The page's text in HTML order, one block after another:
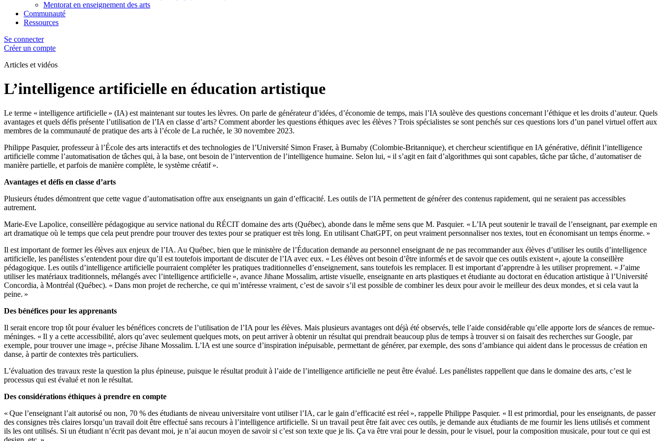
Mentorat en enseignement des arts
Communauté
Ressources
Se connecter
Créer un compte
Articles et vidéos
L’intelligence artificielle en éducation artistique
Le terme « intelligence artificielle » (IA) est maintenant sur toutes les lèvres. On parle de générateur d’idées, d’économie de temps, mais l’IA soulève des questions concernant l’éthique et les droits d’auteur. Quels
avantages et quels défis présente l’utilisation de l’IA en classe d’arts? Comment aborder les questions éthiques avec les élèves ? Trois spécialistes se sont penchés sur ces questions lors d’un panel virtuel offert aux
membres de la communauté de pratique des arts à l’école de La ruchée, le 30 novembre 2023.
Philippe Pasquier, professeur à l’École des arts interactifs et des technologies de l’Université Simon Fraser, à Burnaby (Colombie-Britannique), et chercheur scientifique en IA générative, définit l’intelligence
artificielle comme l’automatisation de tâches qui, à la base, ont besoin de l’intervention de l’intelligence humaine. Selon lui, « il s’agit en fait d’algorithmes qui sont capables, tâche par tâche, d’automatiser de
manière partielle, et parfois de manière complète, le système créatif ».
Avantages et défis en classe d’arts
Plusieurs études démontrent que cette vague d’automatisation offre aux enseignants un gain d’efficacité. Les outils de l’IA permettent de générer des contenus rapidement, qui ne seraient pas accessibles
autrement.
Marie-Eve Lapolice, conseillère pédagogique au service national du RÉCIT domaine des arts (Québec), abonde dans le même sens que M. Pasquier. « L’IA peut soutenir le travail de l’enseignant, par exemple en
art dramatique où le temps que cela peut prendre pour trouver des textes pour se pratiquer est très long. En utilisant ChatGPT, on peut vraiment personnaliser nos textes, tout en économisant un temps énorme. »
Il est important de former les élèves aux enjeux de l’IA. Au Québec, bien que le ministère de l’Éducation demande au personnel enseignant de ne pas recommander aux élèves d’utiliser les outils d’intelligence
artificielle, les panélistes s’entendent pour dire qu’il est toutefois important de discuter de l’IA avec eux. « Les élèves ont besoin d’être informés et de savoir que ces outils existent », ajoute la conseillère
pédagogique. Les outils d’intelligence artificielle pourraient compléter les pratiques traditionnelles d’enseignement, sans toutefois les remplacer. Il est important d’apprendre à les utiliser proprement. « J’aime
utiliser les matériaux traditionnels, mélangés avec l’intelligence artificielle », avance Jihane Mossalim, artiste visuelle, enseignante en arts plastiques et étudiante au doctorat en éducation artistique à l’Université
Concordia, à Montréal (Québec). « Dans mon projet de recherche, ce qui m’intéresse vraiment, c’est de savoir s’il est possible de combiner les deux pour avoir le meilleur des deux mondes, et si cela vaut la
peine. »
Des bénéfices pour les apprenants
Il serait encore trop tôt pour évaluer les bénéfices concrets de l’utilisation de l’IA pour les élèves. Mais plusieurs avantages ont déjà été observés, telle l’aide considérable qu’elle apporte lors de séances de remue-
méninges. « Il y a cette accessibilité, alors qu’avec seulement quelques mots, on peut arriver à obtenir un résultat qui prendrait beaucoup plus de temps à trouver si on faisait des recherches sur Google, par
exemple, pour trouver une image », précise Jihane Mossalim. L’IA est une source d’inspiration inépuisable, permettant de générer, par exemple, des sons d’ambiance qui aident dans le processus de création en
danse, à partir de contextes très particuliers.
L’évaluation des travaux reste la question la plus épineuse, puisque le résultat produit à l’aide de l’intelligence artificielle ne peut être évalué. Les panélistes rappellent que dans le domaine des arts, c’est le
processus qui est évalué et non le résultat.
Des considérations éthiques à prendre en compte
« Que l’enseignant l’ait autorisé ou non, 70 % des étudiants de niveau universitaire vont utiliser l’IA, car le gain d’efficacité est réel », rappelle Philippe Pasquier. « Il est primordial, pour les enseignants, de passer
des consignes très claires lorsqu’un travail doit être effectué sans recours à l’intelligence artificielle. Si un travail peut être fait avec ces outils, je demande aux étudiants de me fournir les liens utilisés et comment
ils les ont utilisés. Si un étudiant n’écrit pas devant moi, je n’ai aucun moyen de savoir si c’est son texte que je lis. Ça va être vrai pour le dessin, pour le visuel, pour la composition musicale, pour tout ce qui est